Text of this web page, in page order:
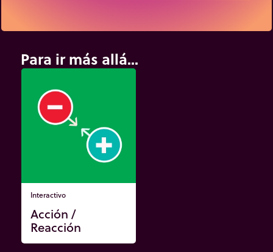
Para ir más allá...
Interactivo
Acción /
Reacción